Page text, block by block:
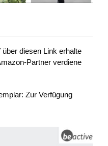
diesen Link erhalte
Partner verdiene
Zur Verfügung